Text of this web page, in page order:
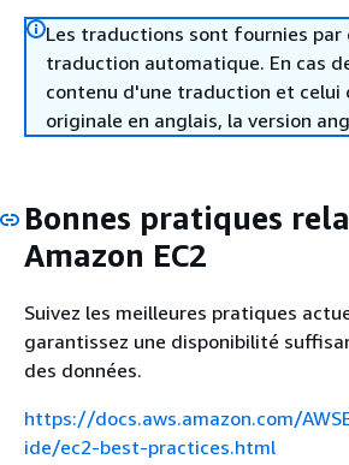
Les traductions sont fournies par
traduction automatique. En cas
contenu d'une traduction et celui
originale en anglais, la version
Bonnes pratiques
Amazon EC2
Suivez les meilleures pratiques
garantissez une disponibilité
des données.
https://docs.aws.amazon.com/
ide/ec2-best-practices.html